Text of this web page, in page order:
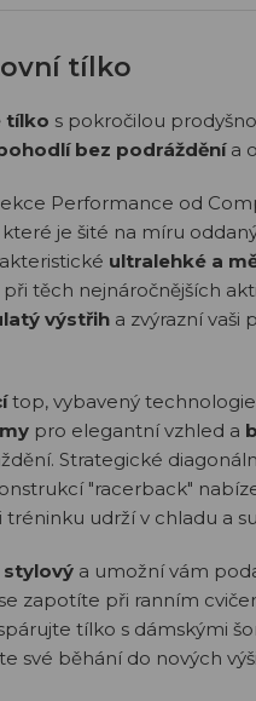
tílko
tílko s pokročilou
bez podrážděnía
Performance od
je šité na míru
ultralehké a
těch nejnáročnějších
výstřih a zvýrazní vaši
top, vybavený
pro elegantní vzhled a
Strategické
"racerback"
tréninku udrží v chladu a
stylový a umožní vám
zapotíte při ranním
tílko s dámskými
své běhání do nových